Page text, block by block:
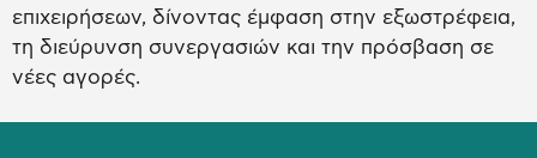
επιχειρήσεων, δίνοντας έμφαση στην εξωστρέφεια,
τη διεύρυνση συνεργασιών και την πρόσβαση σε
νέες αγορές.